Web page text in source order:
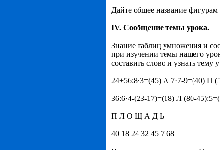
Дайте общее название фигурам
IV. Сообщение темы урока.
Знание таблиц умножения и
при изучении темы нашего
составить слово и узнать тему
24+56:8·3=(45) А 7·7-9=(40) П
36:6·4-(23-17)=(18) Л (80-
П Л О Щ А Д Ь
40 18 24 32 45 7 68